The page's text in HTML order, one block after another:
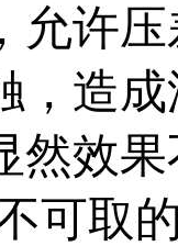
允许
，造
然效
可取的